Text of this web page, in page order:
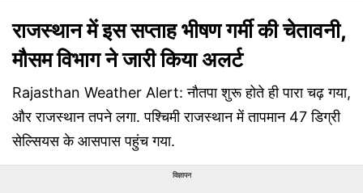
राजस्थान में इस सप्ताह भीषण गर्मी की चेतावनी,
मौसम व‍िभाग ने जारी क‍िया अलर्ट
Rajasthan Weather Alert: नौतपा शुरू होते ही पारा चढ़ गया,
और राजस्‍थान तपने लगा. पश्‍च‍िम‍ी राजस्‍थान में तापमान 47 ड‍िग्री
सेल्‍स‍ियस के आसपास पहुंच गया.
विज्ञापन